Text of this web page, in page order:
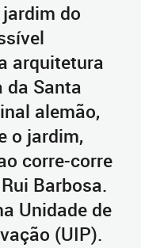
do
arquitetura
da Santa
alemão,
o jardim,
corre-corre
Barbosa.
Unidade de
(UIP).